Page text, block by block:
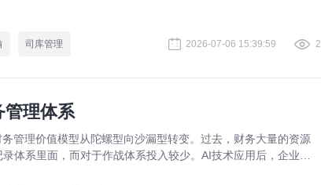
世界一流司库体系提供完整战略实操指引。
司库管理 2026-07-06 15:39:59 2
管理体系
管理价值模型从陀螺型向沙漏型转变。过去，财务大量的资源
体系里面，而对于作战体系投入较少。AI技术应用后，企业财